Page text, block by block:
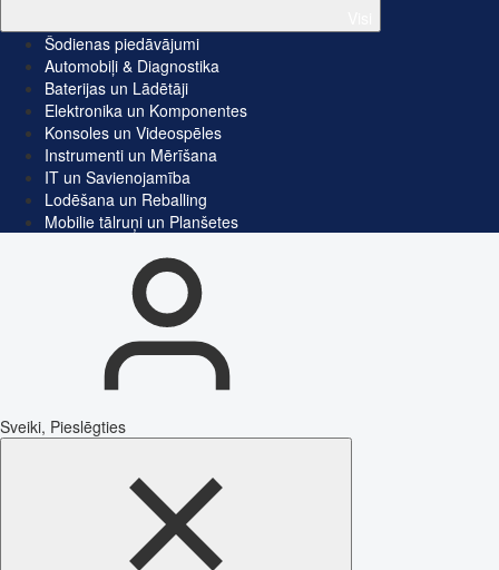
Šodienas piedāvājumi
Automobiļi & Diagnostika
Baterijas un Lādētāji
Elektronika un Komponentes
Konsoles un Videospēles
Instrumenti un Mērīšana
IT un Savienojamība
Lodēšana un Reballing
Mobilie tālruņi un Planšetes
Sveiki, Pieslēgties